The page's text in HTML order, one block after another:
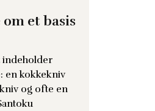
et basis
indeholder
en kokkekniv
og ofte en